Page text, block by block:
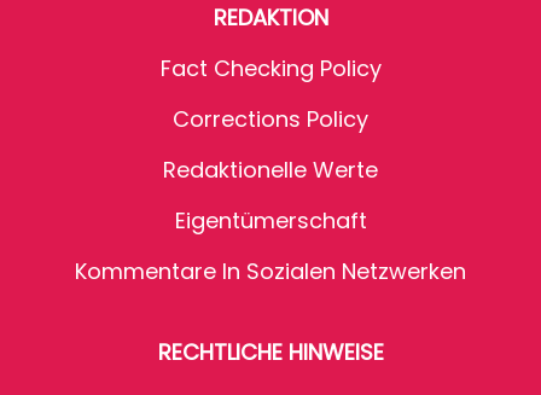
REDAKTION
Fact Checking Policy
Corrections Policy
Redaktionelle Werte
Eigentümerschaft
Kommentare In Sozialen Netzwerken
RECHTLICHE HINWEISE